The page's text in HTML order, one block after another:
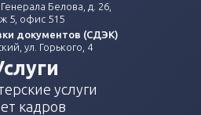
Белова, д. 26,
5, офис 515
документов (СДЭК)
ул. Горького, 4
услуги
кадров